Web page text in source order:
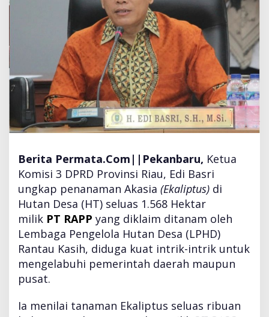
i
a
u
u
k
a
p
D
u
a
n
P
T
R
P
P
H
a
Berita Permata.Com||Pekanbaru, Ketua
Komisi 3 DPRD Provinsi Riau, Edi Basri
ungkap penanaman Akasia (Ekaliptus) di
Hutan Desa (HT) seluas 1.568 Hektar
milik PT RAPP yang diklaim ditanam oleh
Lembaga Pengelola Hutan Desa (LPHD)
Rantau Kasih, diduga kuat intrik-intrik untuk
mengelabuhi pemerintah daerah maupun
pusat.
Ia menilai tanaman Ekaliptus seluas ribuan